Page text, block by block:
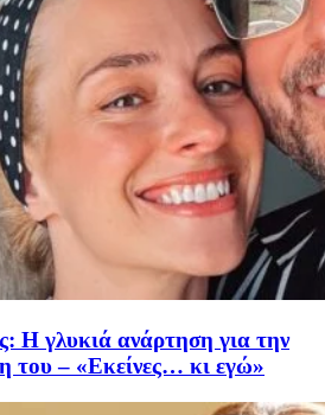
γλυκιά ανάρτηση για την
του – «Εκείνες… κι εγώ»